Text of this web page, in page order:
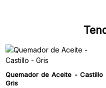
Quemador de Aceite - Castillo
Gris